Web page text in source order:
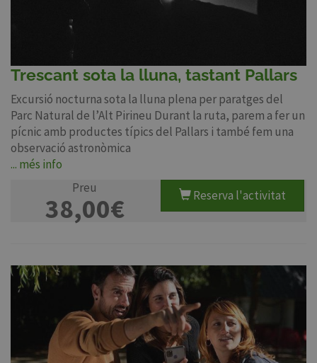
Trescant sota la lluna, tastant Pallars
Excursió nocturna sota la lluna plena per paratges del
Parc Natural de l’Alt Pirineu Durant la ruta, parem a fer un
pícnic amb productes típics del Pallars i també fem una
observació astronòmica
... més info
Preu
38,00€ Reserva l'activitat